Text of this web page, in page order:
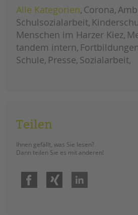
Hinweisgebersystem
Intranet
schließungen
von
einrichtungen
in
kinder-
und
jugendhilfe
und
familienförderung
im
Alle Kategorien Corona
Schulsozialarbeit
Menschen im Harzer Kiez
tandem intern
Schule Presse Sozialarbeit
Teilen
Ihnen gefällt, was Sie lesen?
Dann teilen Sie es mit anderen!
Facebook